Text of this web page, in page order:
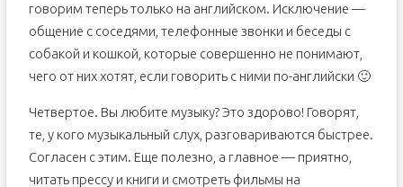
говорим теперь только на английском. Исключение —
общение с соседями, телефонные звонки и беседы с
собакой и кошкой, которые совершенно не понимают,
чего от них хотят, если говорить с ними по-английски 🙂
Четвертое. Вы любите музыку? Это здорово! Говорят,
те, у кого музыкальный слух, разговариваются быстрее.
Согласен с этим. Еще полезно, а главное — приятно,
читать прессу и книги и смотреть фильмы на